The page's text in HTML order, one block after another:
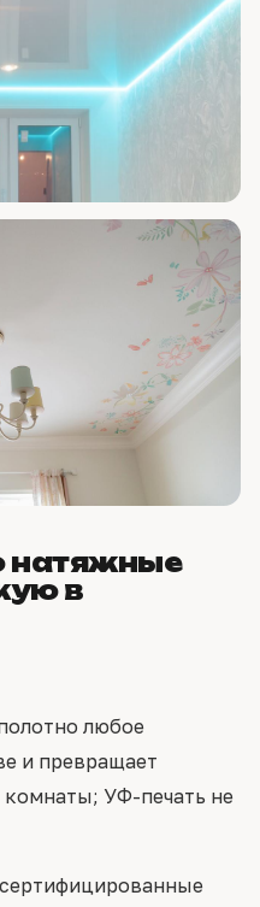
натяжные
в
любое
и превращает
комнаты; УФ-печать не